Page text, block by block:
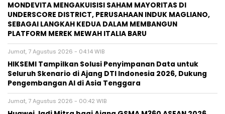
MONDEVITA MENGAKUISISI SAHAM MAYORITAS DI
UNDERSCORE DISTRICT, PERUSAHAAN INDUK MAGLIANO,
SEBAGAI LANGKAH KEDUA DALAM MEMBANGUN
PLATFORM MEREK MEWAH ITALIA BARU
Jumat, 7 Agustus 2026 - 04:14 WIB
HIKSEMI Tampilkan Solusi Penyimpanan Data untuk
Seluruh Skenario di Ajang DTI Indonesia 2026, Dukung
Pengembangan AI di Asia Tenggara
Jumat, 7 Agustus 2026 - 00:42 WIB